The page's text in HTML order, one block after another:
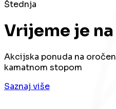
Štednja
Vrijeme je
Akcijska ponuda na
kamatnom stopom
Saznaj više